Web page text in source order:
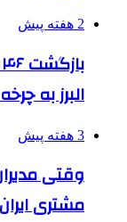
2 هفته پیش
البرز به
3 هفته پیش
وقتی
مشتری